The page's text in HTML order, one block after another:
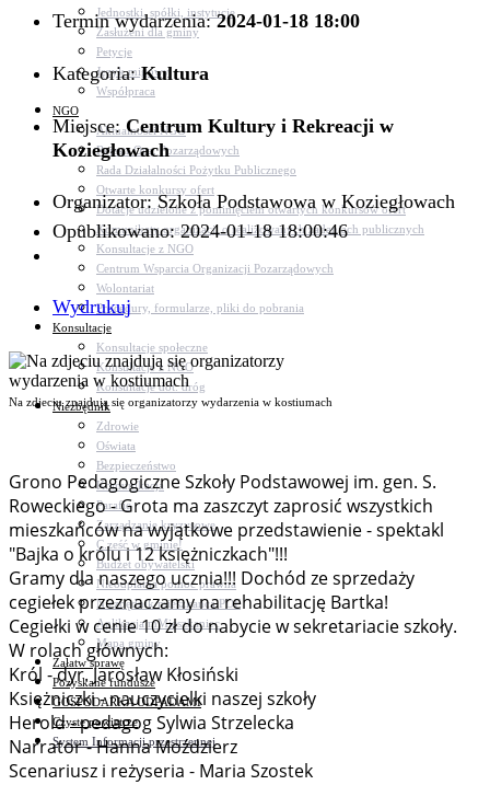
Jednostki, spółki, instytucje
Zasłużeni dla gminy
Petycje
Język migowy
Współpraca
NGO
Aktualności NGO
Rejestr Org. Pozarządowych
Rada Działalności Pożytku Publicznego
Otwarte konkursy ofert
Dotacje udzielone z pominięciem otwartych konkursów ofert
Komunikaty organizacji o realizowanych zadaniach publicznych
Konsultacje z NGO
Centrum Wsparcia Organizacji Pozarządowych
Wolontariat
Procedury, formularze, pliki do pobrania
Konsultacje
Konsultacje społeczne
Konsultacje z NGO
Konsultacje dot. dróg
Niezbędnik
Zdrowie
Oświata
Bezpieczeństwo
Komunikacja
Parafie
Zarządzanie kryzysowe
C.ześć w gminie!
Budżet obywatelski
Nieodpłatna pomoc prawna
Niezbędnik mieszkańca PDF
Aplikacja mMieszkaniec
Mapa gminy
Załatw sprawę
Pozyskane fundusze
GOSPODARKA ODPADAMI
Czyste powietrze
System Informacji przestrzennej
Termin wydarzenia:2024-01-18 18:00
Kategoria:Kultura
Miejsce:Centrum Kultury i Rekreacji w
Koziegłowach
Organizator: Szkoła Podstawowa w Koziegłowach
Opublikowano: 2024-01-18 18:00:46
Wydrukuj
Na zdjeciu znajdują się organizatorzy wydarzenia w kostiumach
Grono Pedagogiczne Szkoły Podstawowej im. gen. S.
Roweckiego - Grota ma zaszczyt zaprosić wszystkich
mieszkańców na wyjątkowe przedstawienie - spektakl
"Bajka o królu i 12 księżniczkach"!!!
Gramy dla naszego ucznia!!! Dochód ze sprzedaży
cegiełek przeznaczamy na rehabilitację Bartka!
Cegiełki w cenie 10 zł do nabycie w sekretariacie szkoły.
W rolach głównych:
Król - dyr. Jarosław Kłosiński
Księżniczki - nauczycielki naszej szkoły
Herold - pedagog Sylwia Strzelecka
Narrator - Hanna Moździerz
Scenariusz i reżyseria - Maria Szostek